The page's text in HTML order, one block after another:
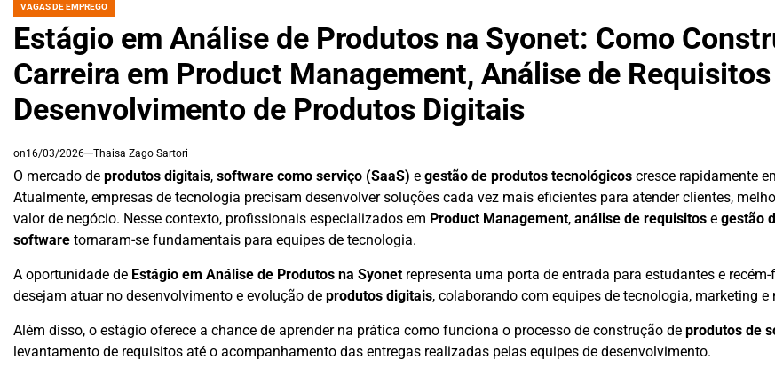
POSTED
VAGAS DE EMPREGO
Estágio em Análise de Produtos na Syonet: Como
Carreira em Product Management, Análise de
Desenvolvimento de Produtos Digitais
on16/03/2026 Thaisa Zago Sartori
O mercado de produtos digitais, software como serviço (SaaS) e gestão de produtos tecnológicos cresce rapidamente
Atualmente, empresas de tecnologia precisam desenvolver soluções cada vez mais eficientes para atender clientes,
valor de negócio. Nesse contexto, profissionais especializados em Product Management, análise de requisitos e gestão
software tornaram-se fundamentais para equipes de tecnologia.
A oportunidade de Estágio em Análise de Produtos na Syonet representa uma porta de entrada para estudantes e
desejam atuar no desenvolvimento e evolução de produtos digitais, colaborando com equipes de tecnologia, marketing e
Além disso, o estágio oferece a chance de aprender na prática como funciona o processo de construção de produtos de
levantamento de requisitos até o acompanhamento das entregas realizadas pelas equipes de desenvolvimento.